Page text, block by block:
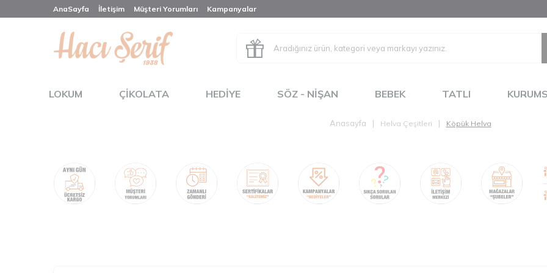
AnaSayfa İletişim Müşteri Yorumları Kampanyalar
LOKUM ÇIKOLATA HEDIYE SÖZ - NIŞAN BEBEK TATLI
Anasayfa | Helva Çeşitleri | Köpük Helva